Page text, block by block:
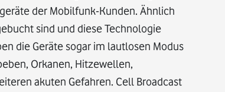
der Mobilfunk-Kunden. Ähnlich
sind und diese Technologie
die Geräte sogar im lautlosen Modus
Orkanen, Hitzewellen,
akuten Gefahren. Cell Broadcast